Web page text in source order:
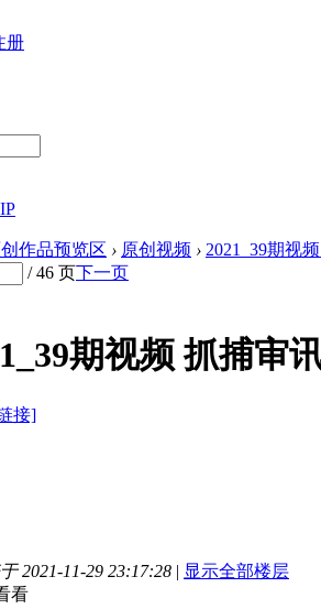
册
作品预览区 › 原创视频 › 2021_39期视
/ 46 页下一页
期视频 抓捕审
接]
2021-11-29 23:17:28 | 显示全部楼层
看